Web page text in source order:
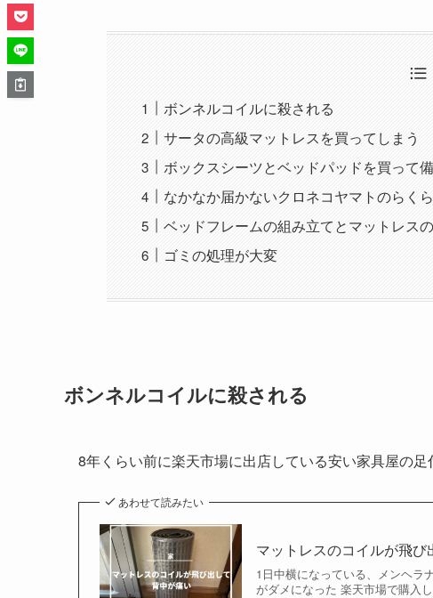
ボンネルコイルに殺される
サータの高級マットレスを買ってしまう
ボックスシーツとベッドパッドを買って
なかなか届かないクロネコヤマトのらく
ベッドフレームの組み立てとマットレス
ゴミの処理が大変
ボンネルコイルに殺される
8年くらい前に楽天市場に出店している安い家具屋の
あわせて読みたい
マットレスのコイルが飛び
1日中横になっている、メンヘラ
がダメになった 楽天市場で購入